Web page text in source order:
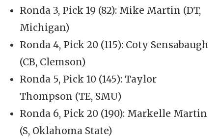
Ronda 3, Pick 19 (82): Mike Martin (DT,
Michigan)
Ronda 4, Pick 20 (115): Coty Sensabaugh
(CB, Clemson)
Ronda 5, Pick 10 (145): Taylor
Thompson (TE, SMU)
Ronda 6, Pick 20 (190): Markelle Martin
(S, Oklahoma State)